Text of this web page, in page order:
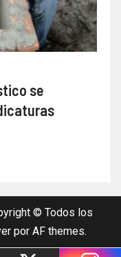
se
© Todos los
por AF themes.